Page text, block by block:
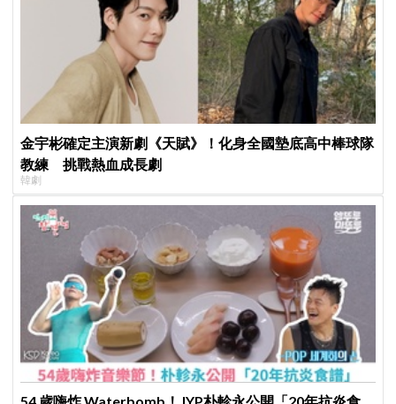
金宇彬確定主演新劇《天賦》！化身全國墊底高中棒球隊
教練 挑戰熱血成長劇
韓劇